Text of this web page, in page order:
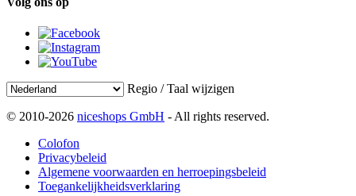
Regio / Taal wijzigen
© 2010-2026 niceshops GmbH - All rights reserved.
Colofon
Privacybeleid
Algemene voorwaarden en herroepingsbeleid
Toegankelijkheidsverklaring